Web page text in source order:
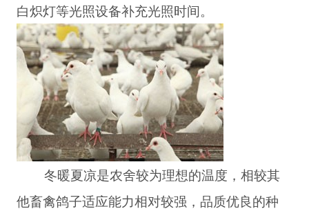
白炽灯等光照设备补充光照时间。
冬暖夏凉是农舍较为理想的温度，相较其
他畜禽鸽子适应能力相对较强，品质优良的种